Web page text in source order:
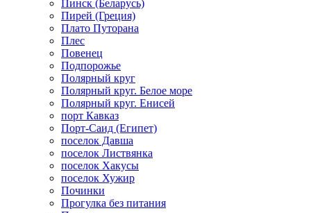
Пинск (Беларусь)
Пирей (Греция)
Плато Путорана
Плес
Повенец
Подпорожье
Полярный круг
Полярный круг. Белое море
Полярный круг. Енисей
порт Кавказ
Порт-Саид (Египет)
поселок Давша
поселок Листвянка
поселок Хакусы
поселок Хужир
Починки
Прогулка без питания